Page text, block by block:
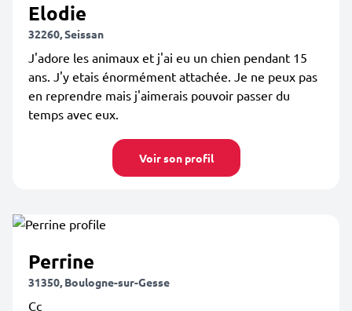
Elodie
32260, Seissan
J'adore les animaux et j'ai eu un chien pendant 15
ans. J'y etais énormément attachée. Je ne peux pas
en reprendre mais j'aimerais pouvoir passer du
temps avec eux.
Voir son profil
Perrine
31350, Boulogne-sur-Gesse
Cc